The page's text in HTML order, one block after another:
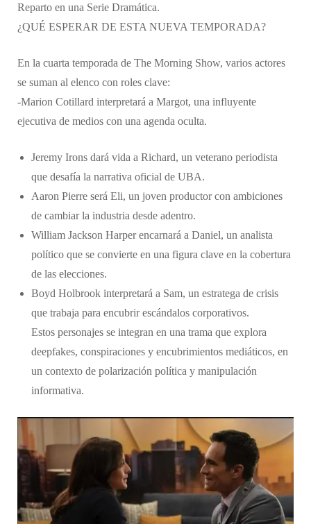
Reparto en una Serie Dramática.
¿QUÉ ESPERAR DE ESTA NUEVA TEMPORADA?
En la cuarta temporada de The Morning Show, varios actores
se suman al elenco con roles clave:
-Marion Cotillard interpretará a Margot, una influyente
ejecutiva de medios con una agenda oculta.
Jeremy Irons dará vida a Richard, un veterano periodista
que desafía la narrativa oficial de UBA.
Aaron Pierre será Eli, un joven productor con ambiciones
de cambiar la industria desde adentro.
William Jackson Harper encarnará a Daniel, un analista
político que se convierte en una figura clave en la cobertura
de las elecciones.
Boyd Holbrook interpretará a Sam, un estratega de crisis
que trabaja para encubrir escándalos corporativos.
Estos personajes se integran en una trama que explora
deepfakes, conspiraciones y encubrimientos mediáticos, en
un contexto de polarización política y manipulación
informativa.